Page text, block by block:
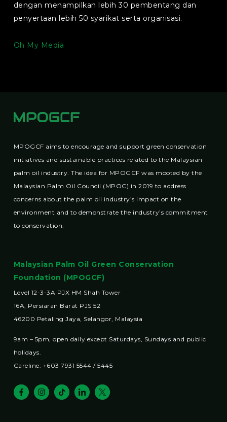
dengan menampilkan lebih 30 pembentang dan
penyertaan lebih 50 syarikat serta organisasi.
Oh My Media
MPOGCF aims to encourage and support green conservation
initiatives and sustainable practices related to the Malaysian
palm oil industry. The idea for MPOGCF was mooted by the
Malaysian Palm Oil Council (MPOC) in 2019 to address
concerns about the palm oil industry’s impact on the
environment and to demonstrate the industry’s commitment
to conservation.
Malaysian Palm Oil Green Conservation
Foundation (MPOGCF)
Level 12-3-3A PJX HM Shah Tower
16A, Persiaran Barat PJS 52
46200 Petaling Jaya, Selangor, Malaysia
9am – 5pm, open daily except Saturdays, Sundays and public
holidays.
Careline: +603 7931 5544 / 5445